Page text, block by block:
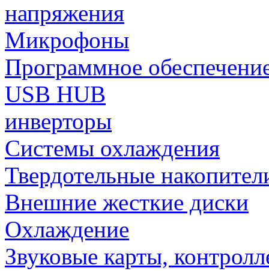
напряжения
Микрофоны
Программное
USB HUB
инверторы
Системы охлаждения
Твердотельные
Внешние жесткие диски
Охлаждение
Звуковые карты,